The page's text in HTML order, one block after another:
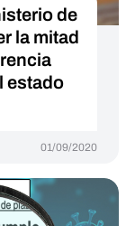
de
la mitad
estado
01/09/2020